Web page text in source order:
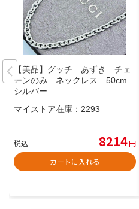
【美品】グッチ あずき チェ
ーンのみ ネックレス 50cm
シルバー
マイストア在庫： 2293
税込 8214円
カートに入れる